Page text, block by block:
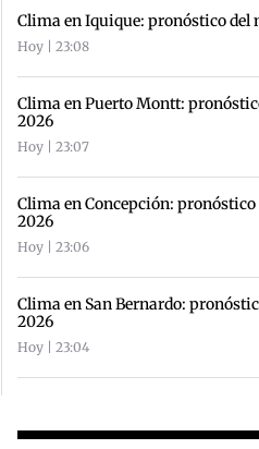
Clima en Iquique: pronóstico del
Hoy | 23:08
Clima en Puerto Montt:
2026
Hoy | 23:07
Clima en Concepción:
2026
Hoy | 23:06
Clima en San Bernardo:
2026
Hoy | 23:04